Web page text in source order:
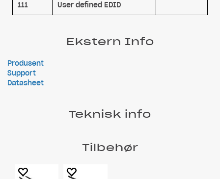
111 User defined EDID
Ekstern Info
Produsent
Support
Datasheet
Teknisk info
Tilbehør